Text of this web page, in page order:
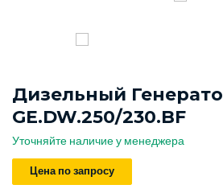
Дизельный
GE.DW.250/230.BF
Уточняйте наличие у менеджера
Цена по запросу